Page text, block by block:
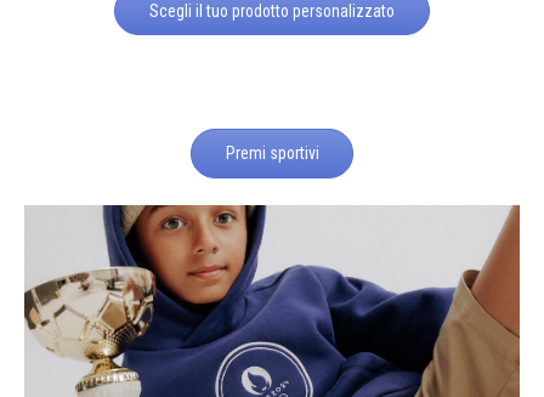
Scegli il tuo prodotto personalizzato
Premi sportivi